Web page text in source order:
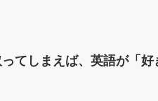
てしまえば、英語が「